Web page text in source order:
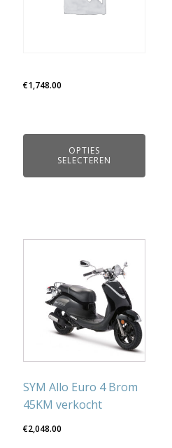
€1,748.00
OPTIES
SELECTEREN
variaties.
gekozen
de
productpagina
SYM Allo Euro 4 Brom
45KM verkocht
€2,048.00